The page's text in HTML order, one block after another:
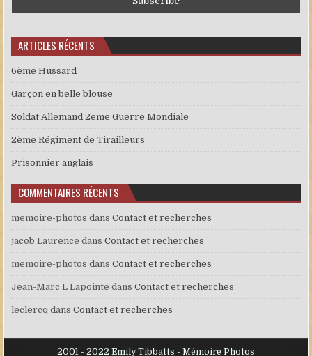
ARTICLES RÉCENTS
6ème Hussard
Garçon en belle blouse
Soldat Allemand 2eme Guerre Mondiale
2ème Régiment de Tirailleurs
Prisonnier anglais
COMMENTAIRES RÉCENTS
memoire-photos dansContact et recherches
jacob Laurence dansContact et recherches
memoire-photos dansContact et recherches
Jean-Marc L Lapointe dansContact et recherches
leclercq dansContact et recherches
2001 - 2022 Emily Tibbatts - Mémoire Photos